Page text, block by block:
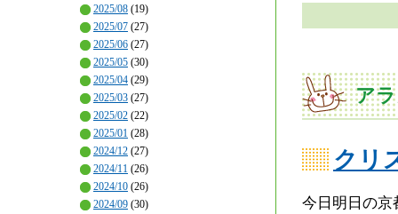
2025/08 (19)
2025/07 (27)
2025/06 (27)
2025/05 (30)
2025/04 (29)
2025/03 (27)
2025/02 (22)
2025/01 (28)
2024/12 (27)
2024/11 (26)
2024/10 (26)
2024/09 (30)
ア
クリ
今日明日の京